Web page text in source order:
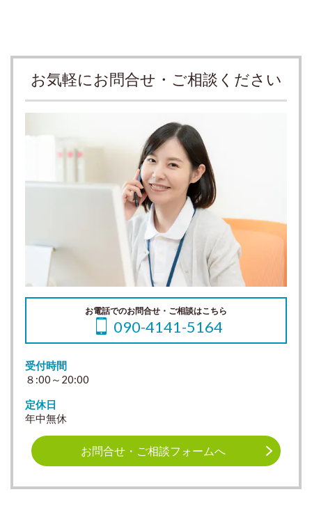
お気軽にお問合せ・ご相談ください
お電話でのお問合せ・ご相談はこちら
090-4141-5164
受付時間
８:00～20:00
定休日
年中無休
お問合せ・ご相談フォームへ